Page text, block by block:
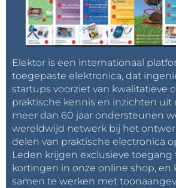
Elektor is een internationaal
toegepaste elektronica, dat
startups voorziet van kwalitatieve
praktische kennis en inzichten uit
meer dan 60 jaar ondersteunen
wereldwijd netwerk bij het
delen van praktische electronica
Leden krijgen exclusieve
kortingen in onze online shop, en
samen te werken met